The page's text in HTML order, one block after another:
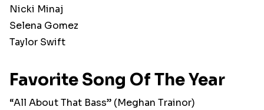
Nicki Minaj
Selena Gomez
Taylor Swift
Favorite Song Of The Year
“All About That Bass” (Meghan Trainor)